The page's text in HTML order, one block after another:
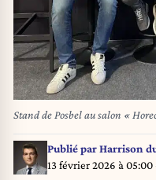
Stand de Posbel au salon «
Publié parHarrison
13 février 2026 à 05:00